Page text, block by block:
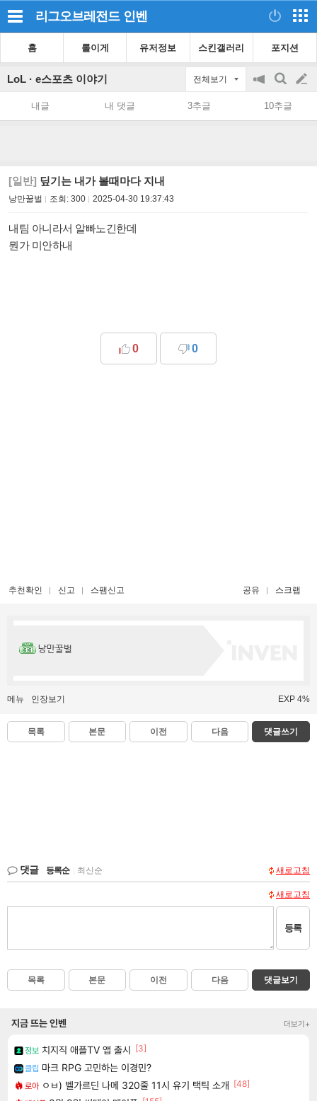
리그오브레전드 인벤
홈 롤이게 유저정보 스킨갤러리 포지션
LoL · e스포츠 이야기 전체보기
공
지
on/off
검
색
글
쓰
내글 내 댓글 3추글 10추글
[일반] 딮기는 내가 볼때마다 지내
낭만꿀벌 조회: 300 2025-04-30 19:37:43
내팀 아니라서 알빠노긴한데
뭔가 미안하내
0 0
추천확인 신고 스팸신고 공유 스크랩
낭만꿀벌
메뉴 인장보기 EXP 4%
목록 본문 이전 다음 댓글쓰기
댓글 등록순 최신순 새로고침
새로고침
등록
목록 본문 이전 다음 댓글보기
지금 뜨는 인벤 더보기+
정보 치지직 애플TV 앱 출시 [3]
클립 마크 RPG 고민하는 이경민?
로아 ㅇㅂ) 벨가르딘 나메 320줄 11시 유기 택틱 소개 [48]